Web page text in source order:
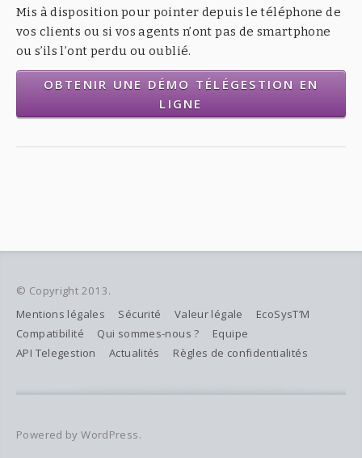
Mis à disposition pour pointer depuis le téléphone de
vos clients ou si vos agents n’ont pas de smartphone
ou s’ils l’ont perdu ou oublié.
OBTENIR UNE DÉMO TÉLÉGESTION EN
LIGNE
© Copyright 2013.
Mentions légales
Sécurité Valeur légale
EcoSysT’M
Compatibilité
Qui sommes-nous ?
Equipe
API Telegestion
Actualités Règles de confidentialités
Powered by WordPress.